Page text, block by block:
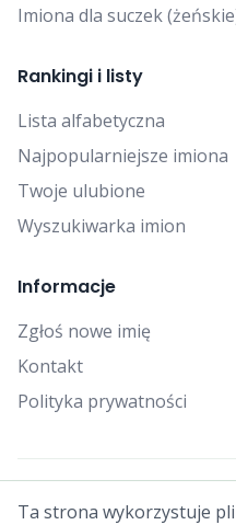
Imiona dla suczek
Rankingi i listy
Lista alfabetyczna
Najpopularniejsze imiona
Twoje ulubione
Wyszukiwarka imion
Informacje
Zgłoś nowe imię
Kontakt
Polityka prywatności
© 2025 Falcon Bytes.
Ta strona wykorzystuje